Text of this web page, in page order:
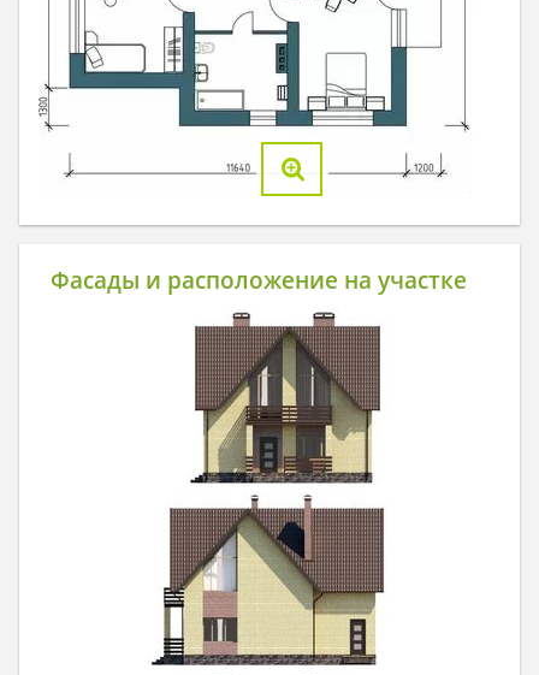
Фасады и расположение на участке